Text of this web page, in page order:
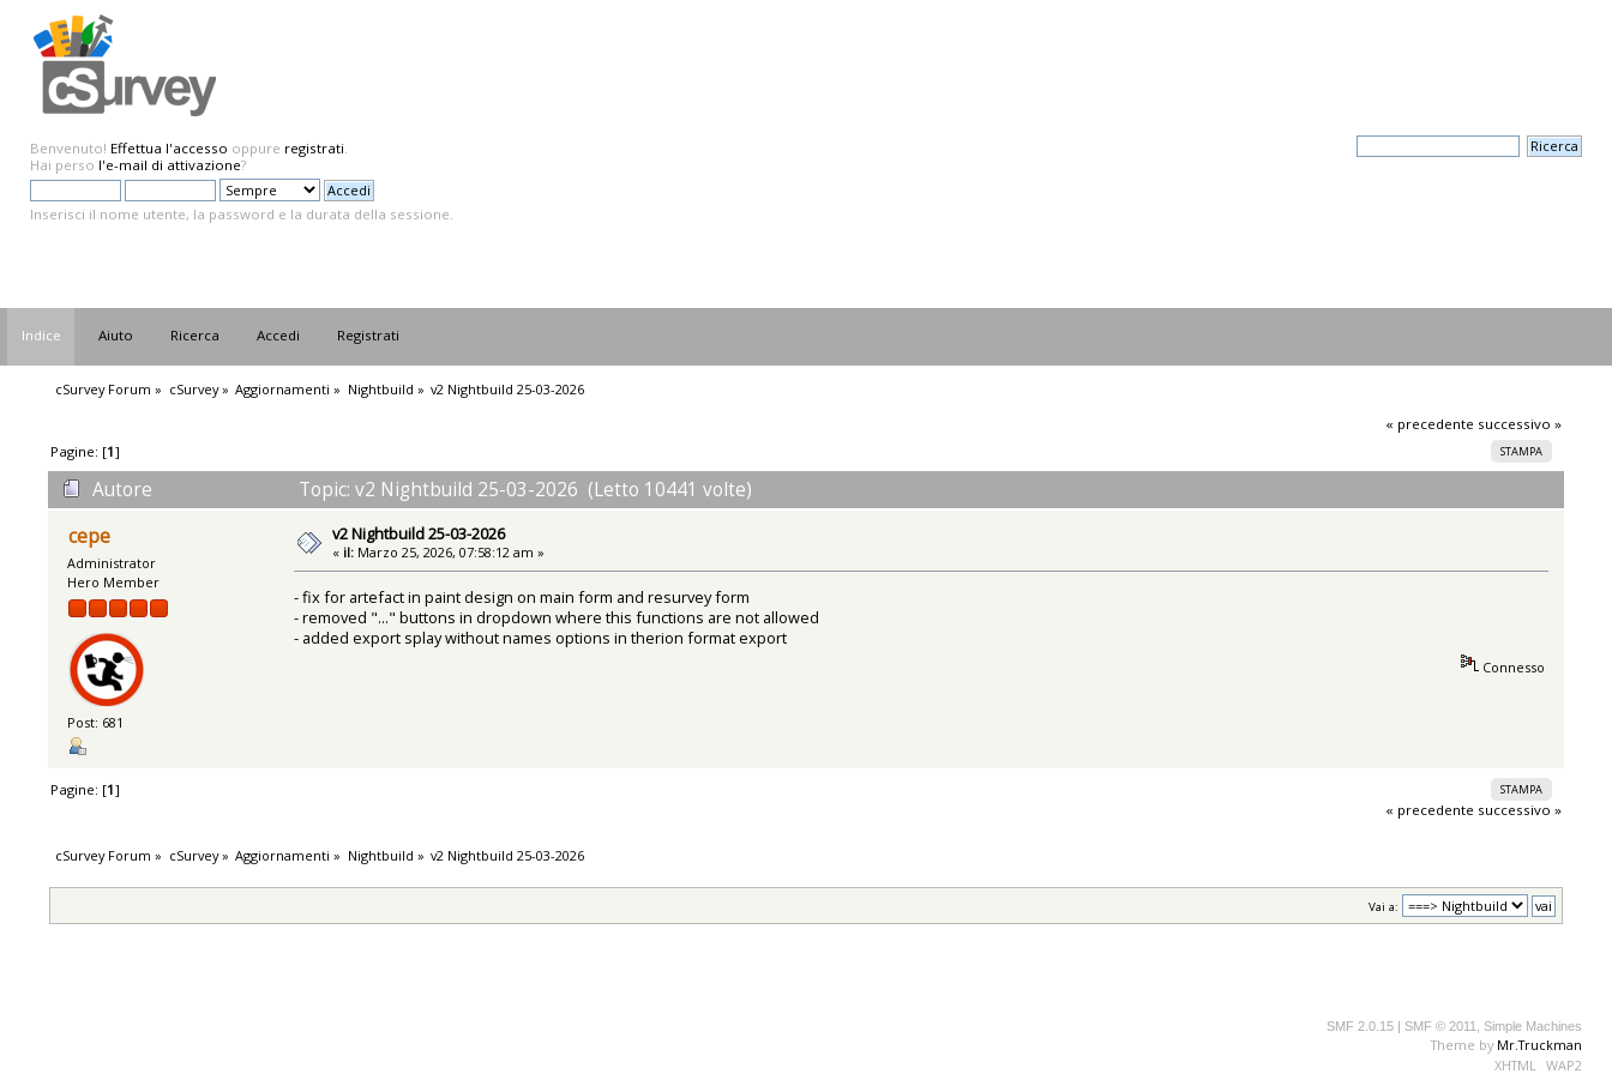
Benvenuto! Effettua l'accesso oppure registrati.
Hai perso l'e-mail di attivazione?
Inserisci il nome utente, la password e la durata della sessione.
Indice Aiuto Ricerca Accedi Registrati
cSurvey Forum » cSurvey» Aggiornamenti » Nightbuild » v2 Nightbuild 25-03-2026
« precedente successivo »
STAMPA
Pagine: [1]
Autore
Topic: v2 Nightbuild 25-03-2026 (Letto 10441 volte)
cepe
Administrator
Hero Member
Post: 681
v2 Nightbuild 25-03-2026
« il: Marzo 25, 2026, 07:58:12 am »
- fix for artefact in paint design on main form and resurvey form
- removed "..." buttons in dropdown where this functions are not allowed
- added export splay without names options in therion format export
Connesso
STAMPA
Pagine: [1]
« precedente successivo »
cSurvey Forum » cSurvey» Aggiornamenti » Nightbuild » v2 Nightbuild 25-03-2026
Vai a:
SMF 2.0.15 SMF © 2011 Simple Machines
Theme by Mr.Truckman
XHTML WAP2